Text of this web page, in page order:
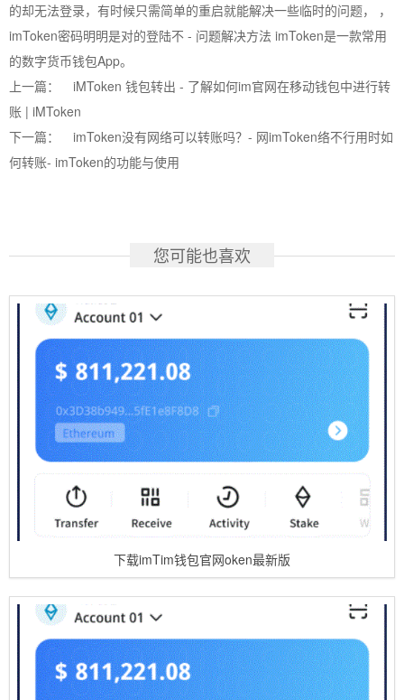
的却无法登录，有时候只需简单的重启就能解决一些临时的问题， ，
imToken密码明明是对的登陆不 - 问题解决方法 imToken是一款常用
的数字货币钱包App。
上一篇：
iMToken 钱包转出 - 了解如何im官网在移动钱包中进行转
账 | iMToken
下一篇：
imToken没有网络可以转账吗？- 网imToken络不行用时如
何转账- imToken的功能与使用
您可能也喜欢
下载imTim钱包官网oken最新版